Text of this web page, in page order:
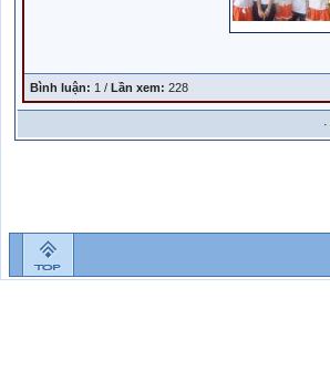
Bình luận: 1 / Lần xem: 228
·